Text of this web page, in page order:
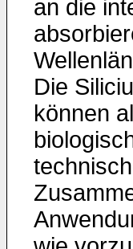
an die
Die
können